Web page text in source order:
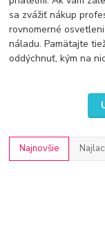
sa zvážiť nákup
rovnomerné
náladu. Pamätajte
oddýchnuť, kým na
Najnovšie